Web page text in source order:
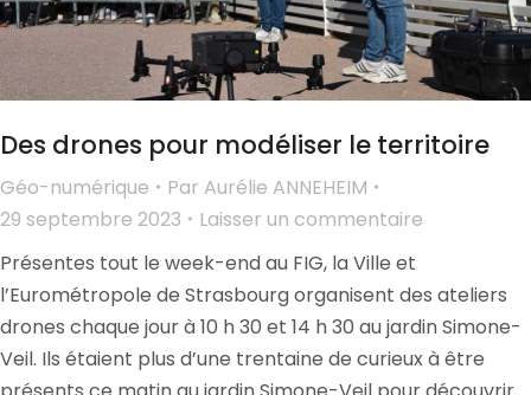
Des drones pour modéliser le territoire
Géo-numérique Par Aurélie ANNEHEIM
29 septembre 2023
Laisser un commentaire
Présentes tout le week-end au FIG, la Ville et
l’Eurométropole de Strasbourg organisent des ateliers
drones chaque jour à 10 h 30 et 14 h 30 au jardin Simone-
Veil. Ils étaient plus d’une trentaine de curieux à être